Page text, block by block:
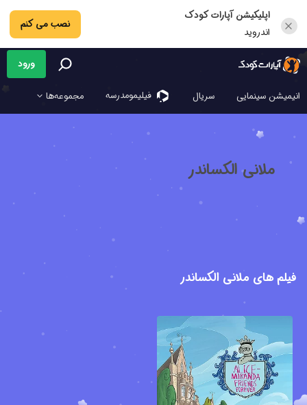
اپلیکیشن آپارات کودک
اندروید
نصب می کنم
انیمیشن سینمایی سریال فیلیمو‌مدرسه مجموعه‌ها
ورود
ملانی الکساندر
فیلم های ملانی الکساندر